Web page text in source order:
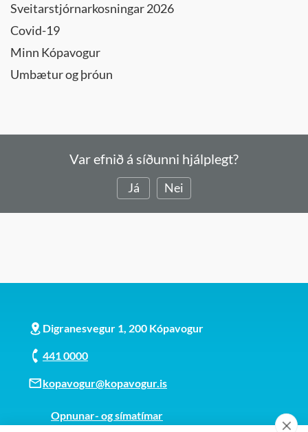
Sveitarstjórnarkosningar 2026
Covid-19
Minn Kópavogur
Umbætur og þróun
Var efnið á síðunni hjálplegt?
Já Nei
Digranesvegur 1, 200 Kópavogur
441 0000
kopavogur@kopavogur.is
Opnunar- og símatímar